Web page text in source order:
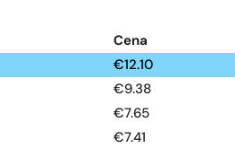
Cena
€12.10
€9.38
€7.65
€7.41